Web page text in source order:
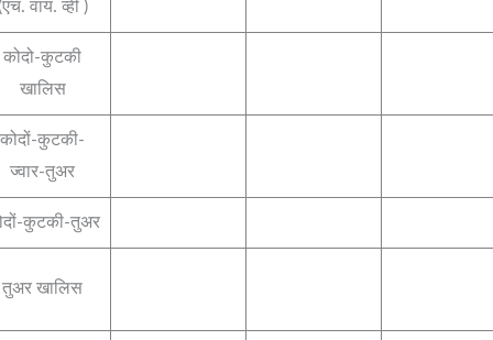
वाय. व्ही )
कोदो-कुटकी
खालिस
कोदों-कुटकी-
ज्वार-तुअर
कुटकी-तुअर
तुअर खालिस